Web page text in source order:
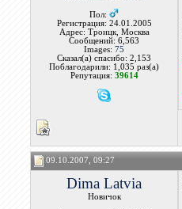
Пол:
Регистрация: 24.01.2005
Адрес: Троицк, Москва
Сообщений: 6,563
Images:75
Сказал(а) спасибо: 2,153
Поблагодарили: 1,035 раз(а)
Репутация: 39614
09.10.2007, 09:27
Dima Latvia
Новичок